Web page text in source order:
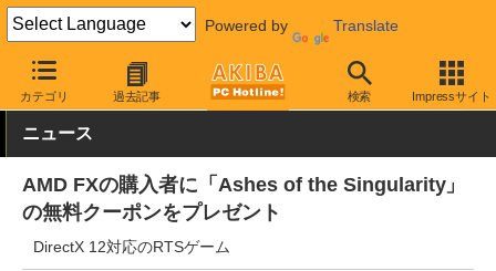
Powered by Translate
カテゴリ 過去記事 検索 Impressサイト
AKIBA PC Hotline! 秋葉原情報 キャンペーン情報 配布物
ニュース
AMD FXの購入者に「Ashes of the Singularity」
の無料クーポンをプレゼント
DirectX 12対応のRTSゲーム